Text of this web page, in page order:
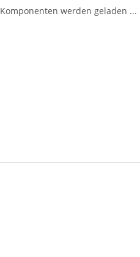
Komponenten werden geladen ...